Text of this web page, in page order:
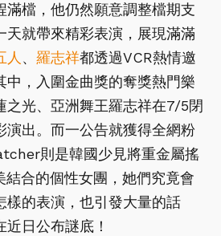
滿檔，他仍然願意調整檔期支
天就帶來精彩表演，展現滿滿
人 、 羅志祥都透過VCR熱情邀
中，入圍金曲獎的奪獎熱門樂
之光、亞洲舞王羅志祥在7/5閉
演出。而一公告就獲得全網粉
則是韓國少見將重金屬搖
合的個性女團，她們究竟會
樣的表演，也引發大量的話
日公布謎底！